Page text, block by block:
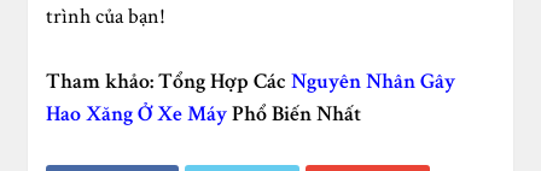
trình của bạn!
Tham khảo: Tổng Hợp CácNguyên Nhân Gây
Hao Xăng Ở Xe MáyPhổ Biến Nhất